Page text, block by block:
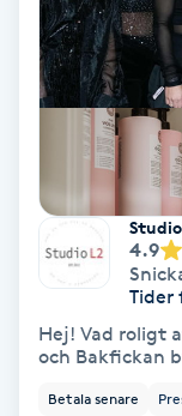
Färgning
Föning
Gel naglar
Gelenaglar
Gellack
Gellack med
4.9
Tider
Hej! Vad roligt
och Bakfickan
Betala senare